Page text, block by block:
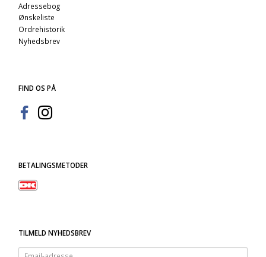
Adressebog
Ønskeliste
Ordrehistorik
Nyhedsbrev
FIND OS PÅ
BETALINGSMETODER
TILMELD NYHEDSBREV
Email-